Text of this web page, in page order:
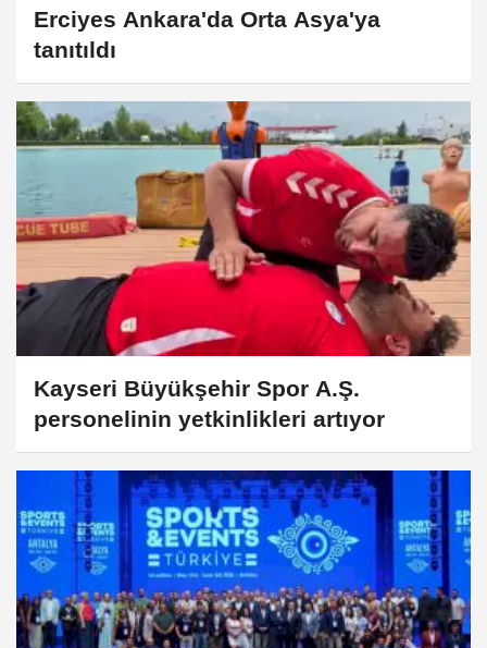
Erciyes Ankara'da Orta Asya'ya
tanıtıldı
Kayseri Büyükşehir Spor A.Ş.
personelinin yetkinlikleri artıyor